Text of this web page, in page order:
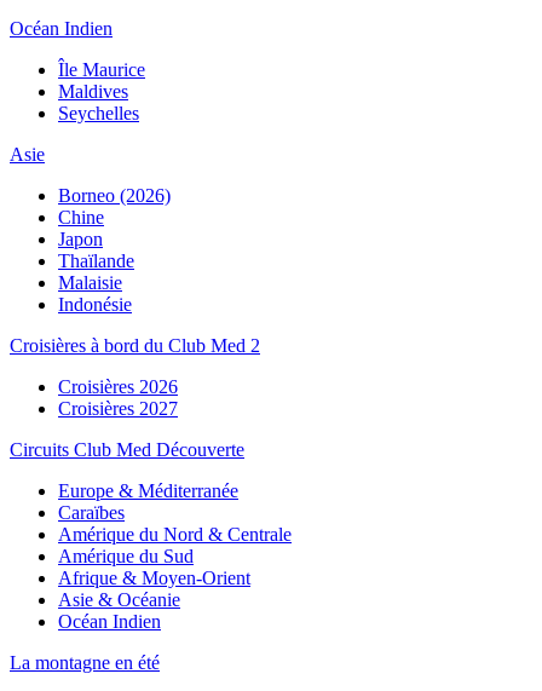
Océan Indien
Île Maurice
Maldives
Seychelles
Asie
Borneo (2026)
Chine
Japon
Thaïlande
Malaisie
Indonésie
Croisières à bord du Club Med 2
Croisières 2026
Croisières 2027
Circuits Club Med Découverte
Europe & Méditerranée
Caraïbes
Amérique du Nord & Centrale
Amérique du Sud
Afrique & Moyen-Orient
Asie & Océanie
Océan Indien
La montagne en été